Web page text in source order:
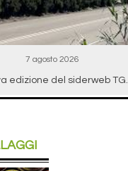
7 agosto 2026
edizione del siderweb TG.